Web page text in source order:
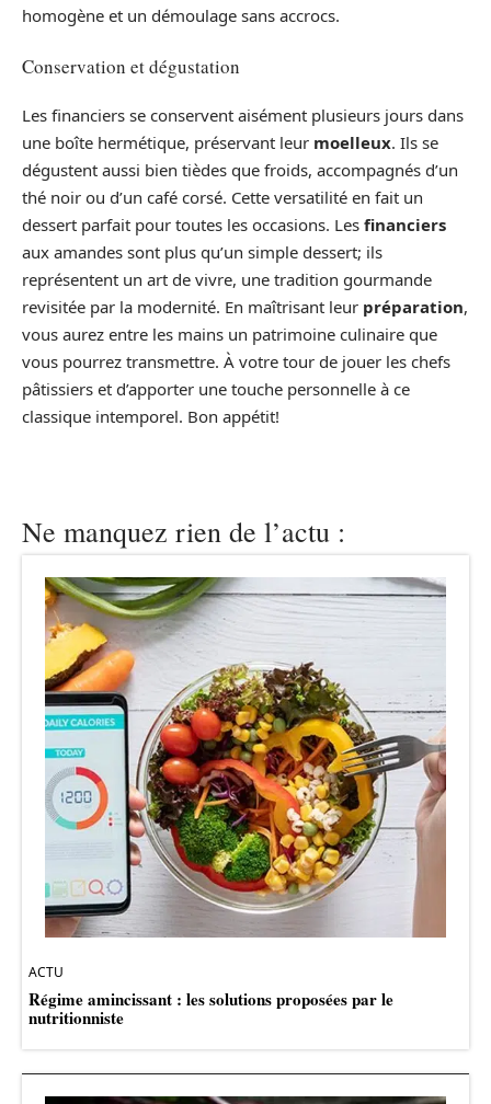
homogène et un démoulage sans accrocs.
Conservation et dégustation
Les financiers se conservent aisément plusieurs jours dans
une boîte hermétique, préservant leur moelleux. Ils se
dégustent aussi bien tièdes que froids, accompagnés d’un
thé noir ou d’un café corsé. Cette versatilité en fait un
dessert parfait pour toutes les occasions. Les financiers
aux amandes sont plus qu’un simple dessert; ils
représentent un art de vivre, une tradition gourmande
revisitée par la modernité. En maîtrisant leur préparation,
vous aurez entre les mains un patrimoine culinaire que
vous pourrez transmettre. À votre tour de jouer les chefs
pâtissiers et d’apporter une touche personnelle à ce
classique intemporel. Bon appétit!
Ne manquez rien de l’actu :
ACTU
Régime amincissant : les solutions proposées par le
nutritionniste